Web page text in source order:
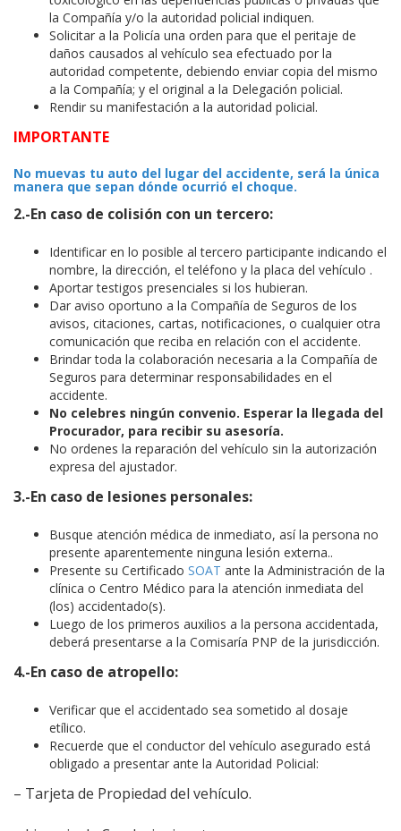
la Compañía y/o la autoridad policial indiquen.
Solicitar a la Policía una orden para que el peritaje de
daños causados al vehículo sea efectuado por la
autoridad competente, debiendo enviar copia del mismo
a la Compañía; y el original a la Delegación policial.
Rendir su manifestación a la autoridad policial.
IMPORTANTE
No muevas tu auto del lugar del accidente, será la única
manera que sepan dónde ocurrió el choque.
2.-En caso de colisión con un tercero:
Identificar en lo posible al tercero participante indicando el
nombre, la dirección, el teléfono y la placa del vehículo .
Aportar testigos presenciales si los hubieran.
Dar aviso oportuno a la Compañía de Seguros de los
avisos, citaciones, cartas, notificaciones, o cualquier otra
comunicación que reciba en relación con el accidente.
Brindar toda la colaboración necesaria a la Compañía de
Seguros para determinar responsabilidades en el
accidente.
No celebres ningún convenio. Esperar la llegada del
Procurador, para recibir su asesoría.
No ordenes la reparación del vehículo sin la autorización
expresa del ajustador.
3.-En caso de lesiones personales:
Busque atención médica de inmediato, así la persona no
presente aparentemente ninguna lesión externa..
Presente su Certificado SOAT ante la Administración de la
clínica o Centro Médico para la atención inmediata del
(los) accidentado(s).
Luego de los primeros auxilios a la persona accidentada,
deberá presentarse a la Comisaría PNP de la jurisdicción.
4.-En caso de atropello:
Verificar que el accidentado sea sometido al dosaje
etílico.
Recuerde que el conductor del vehículo asegurado está
obligado a presentar ante la Autoridad Policial:
– Tarjeta de Propiedad del vehículo.